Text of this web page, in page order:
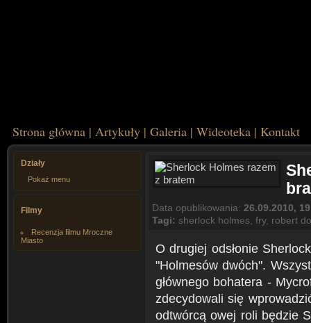
Strona główna | Artykuły | Galeria | Wideoteka | Kontakt
Działy
Pokaż menu
Filmy
Recenzja filmu Mroczne
Miasto
Data opublikowania: 26.09.2010,
Tagi: sherlock holmes fry, robert
O drugiej odsłonie
"Holmesów dwóch".
głównego bohatera -
zdecydowali się
odtwórcą owej roli będzie